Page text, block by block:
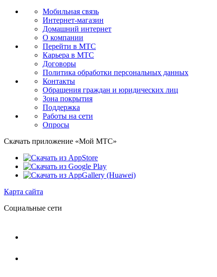
Мобильная связь
Интернет-магазин
Домашний интернет
О компании
Перейти в МТС
Карьера в МТС
Договоры
Политика обработки персональных данных
Контакты
Обращения граждан и юридических лиц
Зона покрытия
Поддержка
Работы на сети
Опросы
Скачать приложение «Мой МТС»
Карта сайта
Социальные сети